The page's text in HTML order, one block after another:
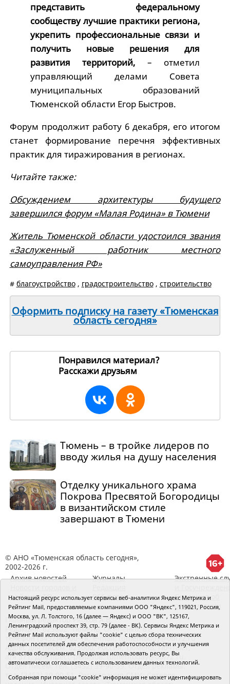
представить федеральному
сообществу лучшие практики региона,
укрепить профессиональные связи и
получить новые решения для
развития территорий, – отметил
управляющий делами Совета
муниципальных образований
Тюменской области Егор Быстров.
Форум продолжит работу 6 декабря, его итогом
станет формирование перечня эффективных
практик для тиражирования в регионах.
Читайте также:
Обсуждением архитектуры будущего
завершился форум «Малая Родина» в Тюмени
Житель Тюменской области удостоился звания
«Заслуженный работник местного
самоуправления РФ»
# благоустройство, градостроительство, строительство
Оформить подписку на газету «Тюменская
область сегодня»
Понравился материал?
Расскажи друзьям
Тюмень – в тройке лидеров по
вводу жилья на душу населения
Отделку уникального храма
Покрова Пресвятой Богородицы
в византийском стиле
завершают в Тюмени
© АНО «Тюменская область сегодня»,
2002-2026 г.
Архив новостей
районов ТО
Журналы
RSS поток
Экстренные
Сведения об
организации
Главный редактор Рябков А.В.
Редакция: 625002, Тюмень, Осипенко, 81,
телефон (3452)49-00-18, e-mail: tumentoday@obl72.ru
Адрес для писем: 625000, Россия, Тюмень, Почтамт,
а/я 371. Для пресс-релизов: tumentoday@obl72.ru.
Отдел писем: тел. (3452) 39-90-59. Отдел рекламы:
тел. (3452) 39-90-51. Регистрация СМИ: Сетевое
Настоящий ресурс использует сервисы веб-аналитики Яндекс Метрика и
Рейтинг Mail, предоставляемые компаниями ООО "Яндекс", 119021, Россия,
Москва, ул. Л. Толстого, 16 (далее — Яндекс) и ООО "ВК", 125167,
Ленинградский проспект 39, стр. 79 (далее - ВК). Сервисы Яндекс Метрика и
Рейтинг Mail используют файлы "cookie" с целью сбора технических
данных посетителей для обеспечения работоспособности и улучшения
качества обслуживания. Продолжая использовать ресурс, Вы
автоматически соглашаетесь с использованием данных технологий.
Собранная при помощи "cookie" информация не может идентифицировать